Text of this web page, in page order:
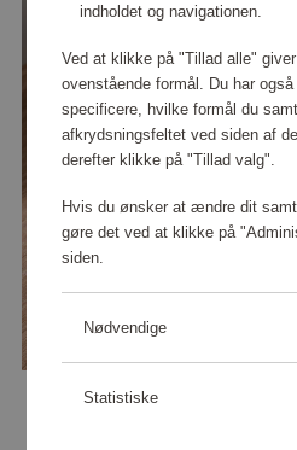
indholdet og navigationen.
Ved at klikke på "Tillad alle"
ovenstående formål. Du har
specificere, hvilke formål du
afkrydsningsfeltet ved siden af
derefter klikke på "Tillad valg".
Hvis du ønsker at ændre dit
gøre det ved at klikke på
siden.
Nødvendige
Statistiske